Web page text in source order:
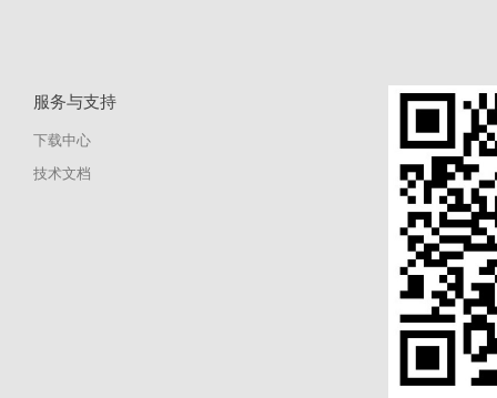
服务与支持
下载中心
技术文档